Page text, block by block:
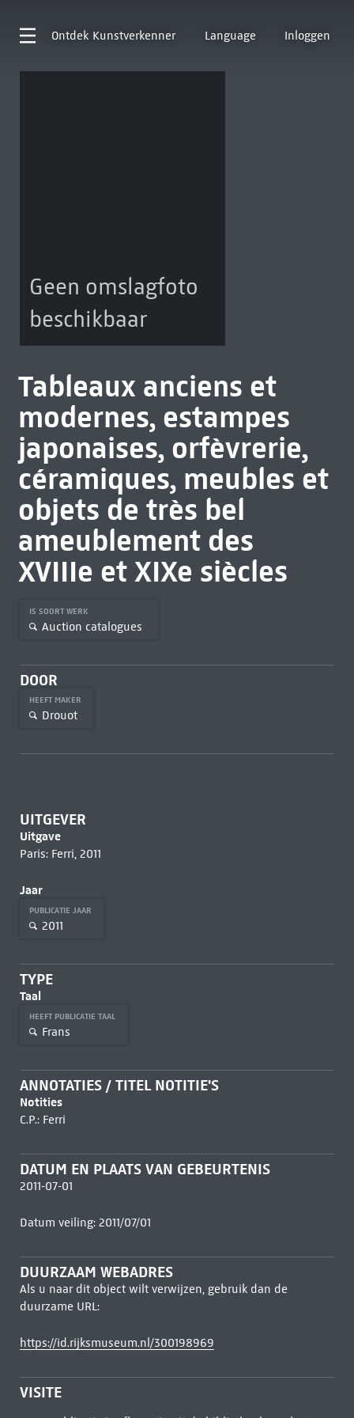
Ontdek Kunstverkenner Language Inloggen
Geen omslagfoto
beschikbaar
Tableaux anciens et
modernes, estampes
japonaises, orfèvrerie,
céramiques, meubles et
objets de très bel
ameublement des
XVIIIe et XIXe siècles
IS SOORT WERK
Auction catalogues
DOOR
HEEFT MAKER
Drouot
UITGEVER
Uitgave
Paris: Ferri, 2011
Jaar
PUBLICATIE JAAR
2011
TYPE
Taal
HEEFT PUBLICATIE TAAL
Frans
ANNOTATIES / TITEL NOTITIE'S
Notities
C.P.: Ferri
DATUM EN PLAATS VAN GEBEURTENIS
2011-07-01
Datum veiling: 2011/07/01
DUURZAAM WEBADRES
Als u naar dit object wilt verwijzen, gebruik dan de
duurzame URL:
https://id.rijksmuseum.nl/300198969
VISITE